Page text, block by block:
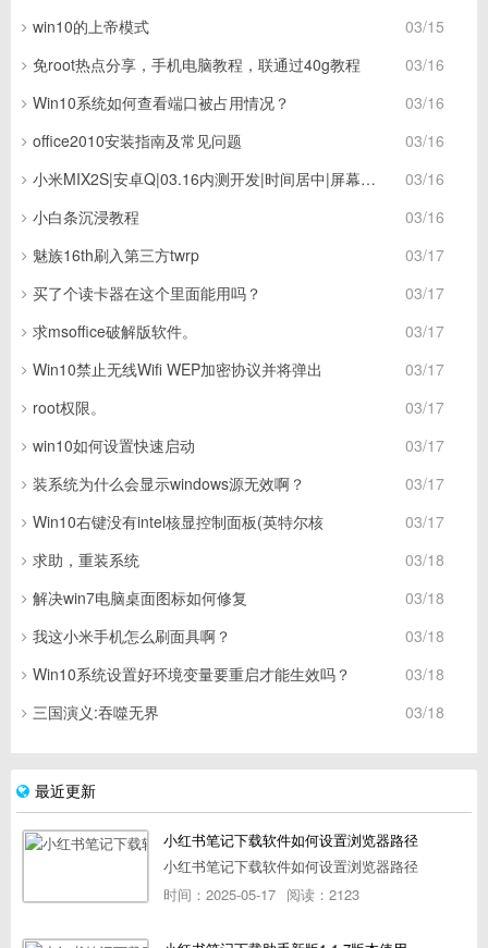
03/15
win10的上帝模式
03/16
免root热点分享，手机电脑教程，联通过40g教程
03/16
Win10系统如何查看端口被占用情况？
03/16
office2010安装指南及常见问题
03/16
小米MIX2S|安卓Q|03.16内测开发|时间居中|屏幕刷新率
03/16
小白条沉浸教程
03/17
魅族16th刷入第三方twrp
03/17
买了个读卡器在这个里面能用吗？
03/17
求msoffice破解版软件。
03/17
Win10禁止无线Wifi WEP加密协议并将弹出
03/17
root权限。
03/17
win10如何设置快速启动
03/17
装系统为什么会显示windows源无效啊？
03/17
Win10右键没有intel核显控制面板(英特尔核
03/18
求助，重装系统
03/18
解决win7电脑桌面图标如何修复
03/18
我这小米手机怎么刷面具啊？
03/18
Win10系统设置好环境变量要重启才能生效吗？
03/18
三国演义:吞噬无界
最近更新
小红书笔记下载软件如何设置浏览器路径
小红书笔记下载软件如何设置浏览器路径
时间：2025-05-17 阅读：2123